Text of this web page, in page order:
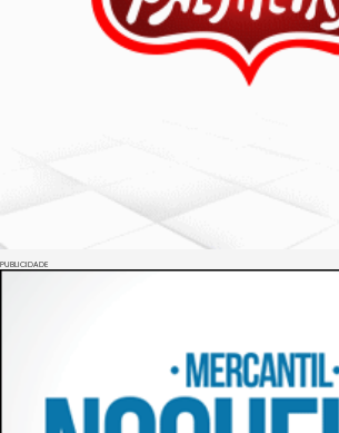
PUBLICIDADE